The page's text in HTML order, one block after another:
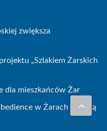
zwiększa
„Szlakiem Żarskich
dla mieszkańców Żar
w Żarach zbliżają